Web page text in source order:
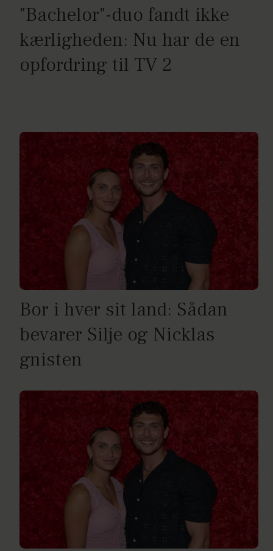
"Bachelor"-duo fandt ikke
kærligheden: Nu har de en
opfordring til TV 2
Bor i hver sit land: Sådan
bevarer Silje og Nicklas
gnisten